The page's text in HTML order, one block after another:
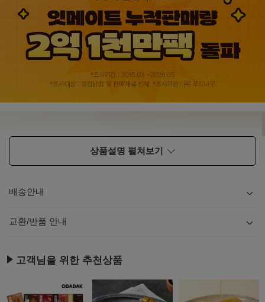
상품설명 펼쳐보기
배송안내
내용
교환/반품 안내
내용
고객님을 위한 추천상품